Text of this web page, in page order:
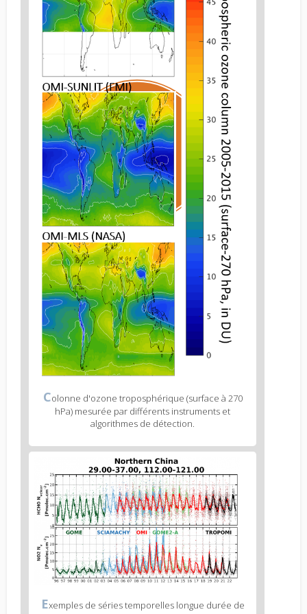
Figure
caption
Colonne d'ozone troposphérique (surface à 270
hPa) mesurée par différents instruments et
algorithmes de détection.
body
text
Figure
Exemples de séries temporelles longue durée de